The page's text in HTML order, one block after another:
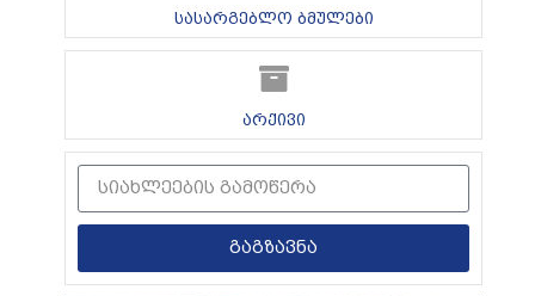
სასარგებლო ბმულები
არქივი
გაგზავნა